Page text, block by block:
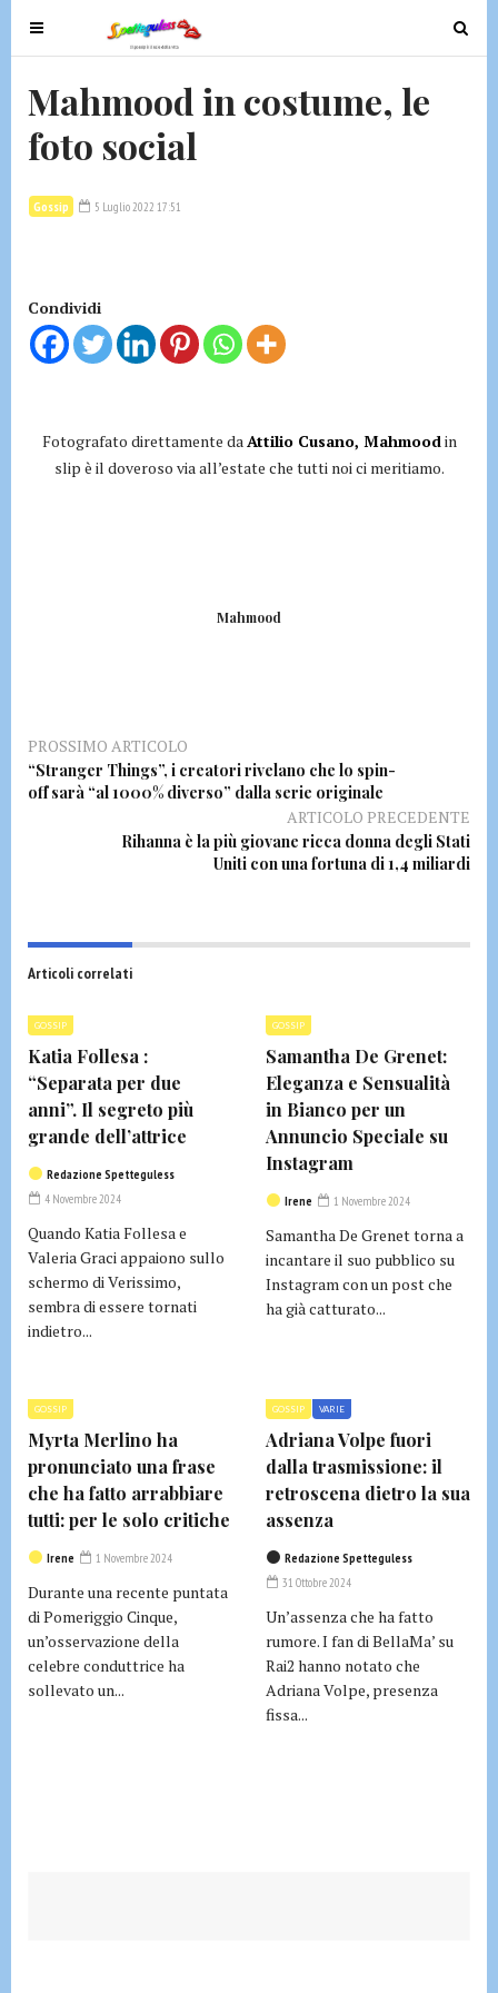
T
o
g
l
e
a
a
t
T
o
Mahmood in costume, le
foto social
Gossip 5 Luglio 2022 17:51
Condividi
Fotografato direttamente daAttilio Cusano, Mahmoodin
slip è il doveroso via all’estate che tutti noi ci meritiamo.
Mahmood
PROSSIMO ARTICOLO
“Stranger Things”, i creatori rivelano che lo spin-
off sarà “al 1000% diverso” dalla serie originale
ARTICOLO PRECEDENTE
Rihanna è la più giovane ricca donna degli Stati
Uniti con una fortuna di 1,4 miliardi
Articoli correlati
GOSSIP
Katia Follesa :
“Separata per due
anni”. Il segreto più
grande dell’attrice
Redazione Spetteguless
4 Novembre 2024
Quando Katia Follesa e
Valeria Graci appaiono sullo
schermo di Verissimo,
sembra di essere tornati
indietro...
GOSSIP
Samantha De Grenet:
Eleganza e Sensualità
in Bianco per un
Annuncio Speciale su
Instagram
Irene 1 Novembre 2024
Samantha De Grenet torna a
incantare il suo pubblico su
Instagram con un post che
ha già catturato...
GOSSIP
Myrta Merlino ha
pronunciato una frase
che ha fatto arrabbiare
tutti: per le solo critiche
Irene 1 Novembre 2024
Durante una recente puntata
di Pomeriggio Cinque,
un’osservazione della
celebre conduttrice ha
sollevato un...
GOSSIP VARIE
Adriana Volpe fuori
dalla trasmissione: il
retroscena dietro la sua
assenza
Redazione Spetteguless
31 Ottobre 2024
Un’assenza che ha fatto
rumore. I fan di BellaMa’ su
Rai2 hanno notato che
Adriana Volpe, presenza
fissa...